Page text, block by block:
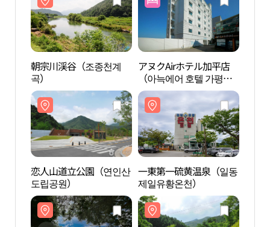
朝宗川渓谷（조종천계
곡）
アヌクAirホテル加平店
（아늑에어 호텔 가평
점）
恋人山道立公園（연인산
도립공원）
一東第一硫黄温泉（일동
제일유황온천）